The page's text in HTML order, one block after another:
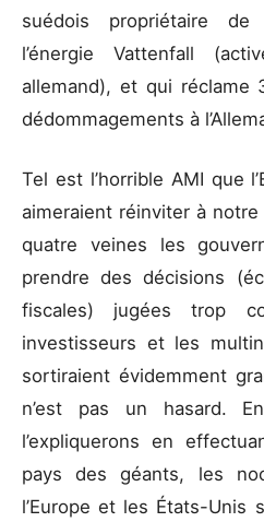
suédois propriétaire
l’énergie Vattenfall
allemand), et qui réclame
dédommagements à
Tel est l’horrible AMI que
aimeraient réinviter à
quatre veines les
prendre des décisions
fiscales) jugées trop
investisseurs et les
sortiraient évidemment
n’est pas un hasard.
l’expliquerons en
pays des géants, les
l’Europe et les États-Unis